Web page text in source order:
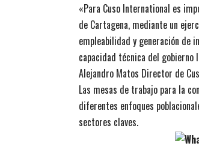
«Para Cuso International es
de Cartagena, mediante un
empleabilidad y generación de
capacidad técnica del gobierno
Alejandro Matos Director de
Las mesas de trabajo para la
diferentes enfoques
sectores claves.